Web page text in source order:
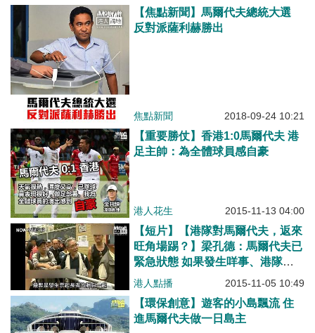
【焦點新聞】馬爾代夫總統大選
反對派薩利赫勝出
焦點新聞 2018-09-24 10:21
【重要勝仗】香港1:0馬爾代夫 港
足主帥：為全體球員感自豪
港人花生 2015-11-13 04:00
【短片】【港隊對馬爾代夫，返來
旺角場踢？】梁孔德：馬爾代夫已
緊急狀態 如果發生咩事、港隊走
唔到
港人點播 2015-11-05 10:49
【環保創意】遊客的小島飄流 住
進馬爾代夫做一日島主